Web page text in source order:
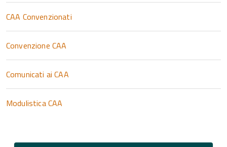
CAA Convenzionati
Convenzione CAA
Comunicati ai CAA
Modulistica CAA